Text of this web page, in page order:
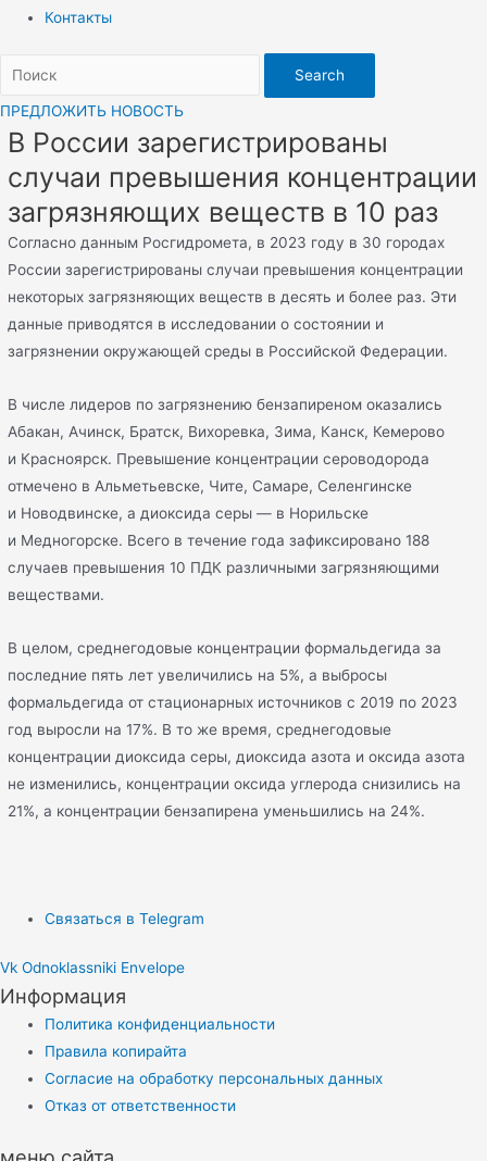
Контакты
Search
ПРЕДЛОЖИТЬ НОВОСТЬ
В России зарегистрированы
случаи превышения концентрации
загрязняющих веществ в 10 раз
Согласно данным Росгидромета, в 2023 году в 30 городах
России зарегистрированы случаи превышения концентрации
некоторых загрязняющих веществ в десять и более раз. Эти
данные приводятся в исследовании о состоянии и
загрязнении окружающей среды в Российской Федерации.
В числе лидеров по загрязнению бензапиреном оказались
Абакан, Ачинск, Братск, Вихоревка, Зима, Канск, Кемерово
и Красноярск. Превышение концентрации сероводорода
отмечено в Альметьевске, Чите, Самаре, Селенгинске
и Новодвинске, а диоксида серы — в Норильске
и Медногорске. Всего в течение года зафиксировано 188
случаев превышения 10 ПДК различными загрязняющими
веществами.
В целом, среднегодовые концентрации формальдегида за
последние пять лет увеличились на 5%, а выбросы
формальдегида от стационарных источников с 2019 по 2023
год выросли на 17%. В то же время, среднегодовые
концентрации диоксида серы, диоксида азота и оксида азота
не изменились, концентрации оксида углерода снизились на
21%, а концентрации бензапирена уменьшились на 24%.
Связаться в Telegram
Vk Odnoklassniki Envelope
Информация
Политика конфиденциальности
Правила копирайта
Согласие на обработку персональных данных
Отказ от ответственности